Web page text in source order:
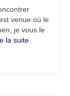
venue où le
je vous le
la suite­­